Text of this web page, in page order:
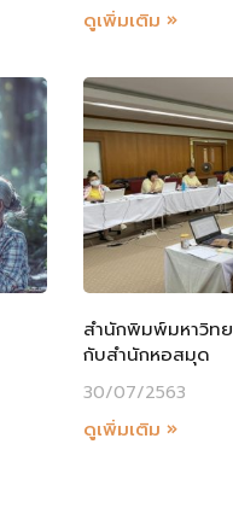
ดูเพิ่มเติม »
สำนักพิมพ์มหาวิทย
กับสำนักหอสมุด
30/07/2563
ดูเพิ่มเติม »